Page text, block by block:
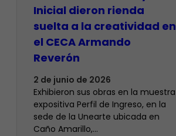
Inicial dieron rienda
suelta a la creatividad en
el CECA Armando
Reverón
2 de junio de 2026
Exhibieron sus obras en la muestra
expositiva Perfil de Ingreso, en la
sede de la Unearte ubicada en
Caño Amarillo,…